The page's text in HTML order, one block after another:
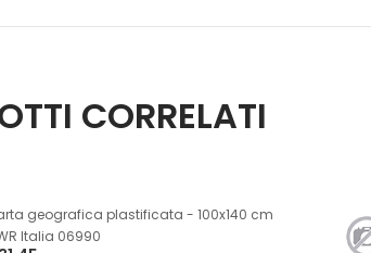
CORRELATI
geografica plastificata - 100x140 cm
Italia 06990